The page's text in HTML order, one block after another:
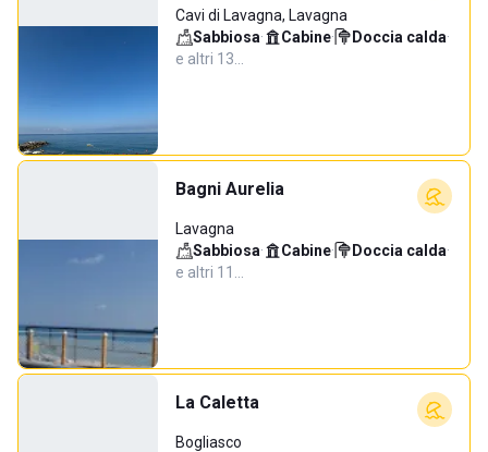
Cavi di Lavagna, Lavagna
Sabbiosa· Cabine· Doccia calda·
e altri 13…
Bagni Aurelia
Lavagna
Sabbiosa· Cabine· Doccia calda·
e altri 11…
La Caletta
Bogliasco